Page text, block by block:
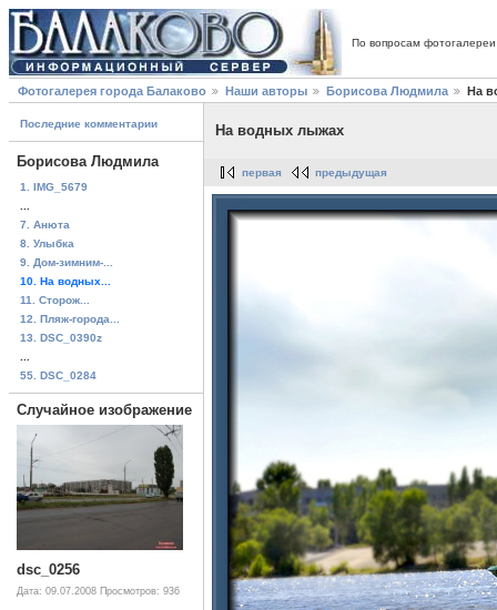
По вопросам
Фотогалерея города Балаково Наши авторы Борисова Людмила На
Последние комментарии
Борисова Людмила
1. IMG_5679
7. Анюта
8. Улыбка
9. Дом-зимним-...
10. На водных...
11. Сторож...
12. Пляж-города...
13. DSC_0390z
55. DSC_0284
Случайное изображение
dsc_0256
Дата: 09.07.2008 Просмотров: 936
На водных лыжах
первая предыдущая